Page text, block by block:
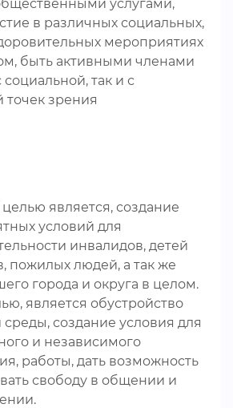
услугами,
в различных социальных,
мероприятиях
быть активными членами
социальной, так и с
точек зрения
является, создание
условий для
инвалидов, детей
пожилых людей, а так же
города и округа в целом.
является обустройство
среды, создание условия для
и независимого
работы, дать возможность
свободу в общении и